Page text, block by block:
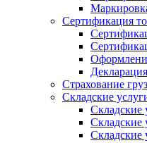
Сертификация
Страхование
Складские
Складские
Складские
Складские